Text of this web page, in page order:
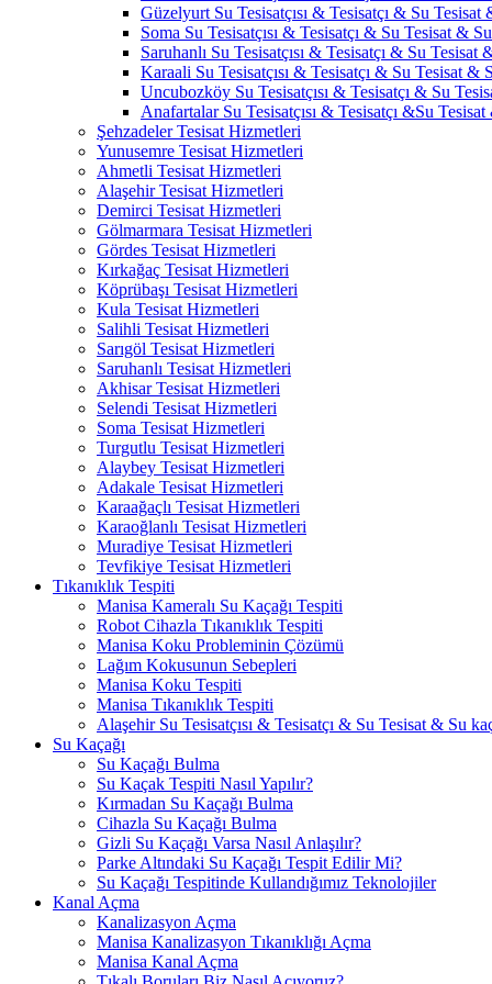
Güzelyurt Su Tesisatçısı & Tesisatçı & Su Tesisat
Soma Su Tesisatçısı & Tesisatçı & Su Tesisat &
Saruhanlı Su Tesisatçısı & Tesisatçı & Su Tesisat
Karaali Su Tesisatçısı & Tesisatçı & Su Tesisat &
Uncubozköy Su Tesisatçısı & Tesisatçı & Su
Anafartalar Su Tesisatçısı & Tesisatçı &Su
Şehzadeler Tesisat Hizmetleri
Yunusemre Tesisat Hizmetleri
Ahmetli Tesisat Hizmetleri
Alaşehir Tesisat Hizmetleri
Demirci Tesisat Hizmetleri
Gölmarmara Tesisat Hizmetleri
Gördes Tesisat Hizmetleri
Kırkağaç Tesisat Hizmetleri
Köprübaşı Tesisat Hizmetleri
Kula Tesisat Hizmetleri
Salihli Tesisat Hizmetleri
Sarıgöl Tesisat Hizmetleri
Saruhanlı Tesisat Hizmetleri
Akhisar Tesisat Hizmetleri
Selendi Tesisat Hizmetleri
Soma Tesisat Hizmetleri
Turgutlu Tesisat Hizmetleri
Alaybey Tesisat Hizmetleri
Adakale Tesisat Hizmetleri
Karaağaçlı Tesisat Hizmetleri
Karaoğlanlı Tesisat Hizmetleri
Muradiye Tesisat Hizmetleri
Tevfikiye Tesisat Hizmetleri
Tıkanıklık Tespiti
Manisa Kameralı Su Kaçağı Tespiti
Robot Cihazla Tıkanıklık Tespiti
Manisa Koku Probleminin Çözümü
Lağım Kokusunun Sebepleri
Manisa Koku Tespiti
Manisa Tıkanıklık Tespiti
Alaşehir Su Tesisatçısı & Tesisatçı & Su Tesisat & Su
Su Kaçağı
Su Kaçağı Bulma
Su Kaçak Tespiti Nasıl Yapılır?
Kırmadan Su Kaçağı Bulma
Cihazla Su Kaçağı Bulma
Gizli Su Kaçağı Varsa Nasıl Anlaşılır?
Parke Altındaki Su Kaçağı Tespit Edilir Mi?
Su Kaçağı Tespitinde Kullandığımız Teknolojiler
Kanal Açma
Kanalizasyon Açma
Manisa Kanalizasyon Tıkanıklığı Açma
Manisa Kanal Açma